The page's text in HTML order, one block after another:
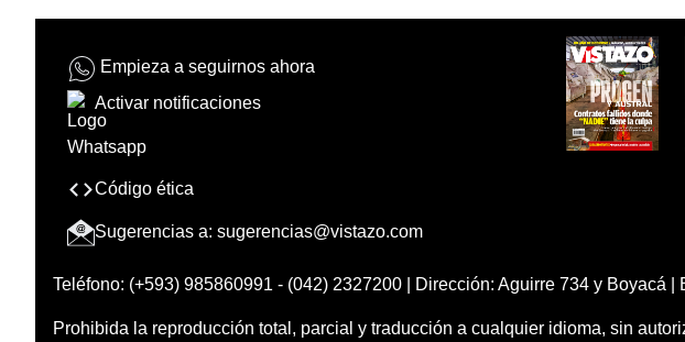
Empieza a seguirnos ahora
Activar notificaciones
Código ética
Sugerencias a: sugerencias@vistazo.com
Teléfono: (+593) 985860991 - (042) 2327200 | Dirección: Aguirre 734 y Boyacá |
Prohibida la reproducción total, parcial y traducción a cualquier idioma, sin